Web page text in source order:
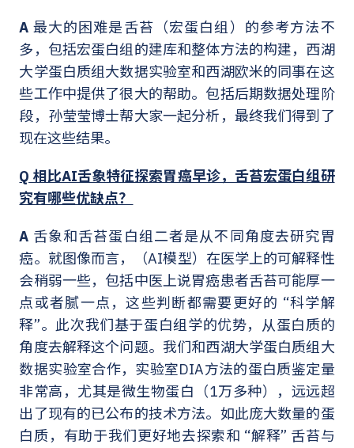
A 最大的困难是舌苔（宏蛋白组）的参考方法不
多，包括宏蛋白组的建库和整体方法的构建，西湖
大学蛋白质组大数据实验室和西湖欧米的同事在这
些工作中提供了很大的帮助。包括后期数据处理阶
段，孙莹莹博士帮大家一起分析，最终我们得到了
现在这些结果。
Q 相比AI舌象特征探索胃癌早诊，舌苔宏蛋白组研
究有哪些优缺点？
A 舌象和舌苔蛋白组二者是从不同角度去研究胃
癌。就图像而言，（AI模型）在医学上的可解释性
会稍弱一些，包括中医上说胃癌患者舌苔可能厚一
点或者腻一点，这些判断都需要更好的 “科学解
释”。此次我们基于蛋白组学的优势，从蛋白质的
角度去解释这个问题。我们和西湖大学蛋白质组大
数据实验室合作，实验室DIA方法的蛋白质鉴定量
非常高，尤其是微生物蛋白（1万多种），远远超
出了现有的已公布的技术方法。如此庞大数量的蛋
白质，有助于我们更好地去探索和 “解释” 舌苔与